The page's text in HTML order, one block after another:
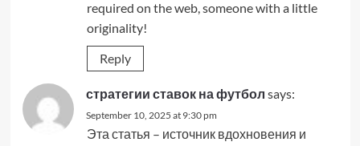
required on the web, someone with a little
originality!
Reply
стратегии ставок на футбол says:
September 10, 2025 at 9:30 pm
Эта статья – источник вдохновения и